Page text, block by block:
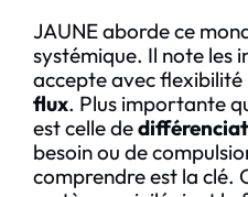
JAUNE aborde ce
systémique. Il note les
accepte avec flexibilité
flux. Plus importante
est celle de
besoin ou de
comprendre est la clé.